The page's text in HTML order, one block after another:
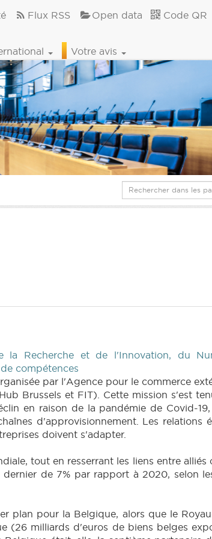
Flux RSS Open data Code QR
Votre avis
la Recherche et de l'Innovation, du
compétences
par l'Agence pour le commerce
Brussels et FIT). Cette mission s'est
en raison de la pandémie de Covid-
d'approvisionnement. Les relations
doivent s'adapter.
tout en resserrant les liens entre alliés
de 7% par rapport à 2020, selon
plan pour la Belgique, alors que le
(26 milliards d'euros de biens belges